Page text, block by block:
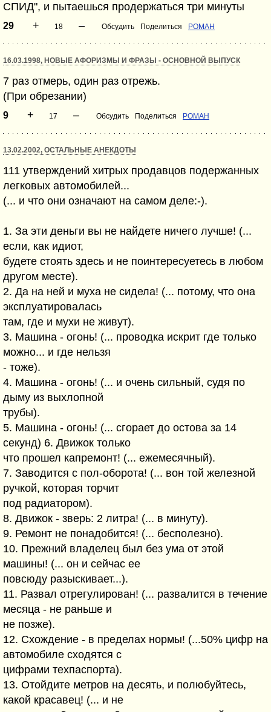
СПИД", и пытаешься продержаться три минуты
29 + 18 – Обсудить Поделиться POMAH
16.03.1998, НОВЫЕ АФОРИЗМЫ И ФРАЗЫ - ОСНОВНОЙ ВЫПУСК
7 раз отмерь, один раз отрежь.
(При обрезании)
9 + 17 – Обсудить Поделиться POMAH
13.02.2002, ОСТАЛЬНЫЕ АНЕКДОТЫ
111 утверждений хитрых продавцов подержанных
легковых автомобилей...
(... и что они означают на самом деле:-).
1. За эти деньги вы не найдете ничего лучше! (...
если, как идиот,
будете стоять здесь и не поинтересуетесь в любом
другом месте).
2. Да на ней и муха не сидела! (... потому, что она
эксплуатировалась
там, где и мухи не живут).
3. Машина - огонь! (... проводка искрит где только
можно... и где нельзя
- тоже).
4. Машина - огонь! (... и очень сильный, судя по
дыму из выхлопной
трубы).
5. Машина - огонь! (... сгорает до остова за 14
секунд) 6. Движок только
что прошел капремонт! (... ежемесячный).
7. Заводится с пол-оборота! (... вон той железной
ручкой, которая торчит
под радиатором).
8. Движок - зверь: 2 литра! (... в минуту).
9. Ремонт не понадобится! (... бесполезно).
10. Прежний владелец был без ума от этой
машины! (... он и сейчас ее
повсюду разыскивает...).
11. Развал отрегулирован! (... развалится в течение
месяца - не раньше и
не позже).
12. Схождение - в пределах нормы! (...50% цифр на
автомобиле сходятся с
цифрами техпаспорта).
13. Отойдите метров на десять, и полюбуйтесь,
какой красавец! (... и не